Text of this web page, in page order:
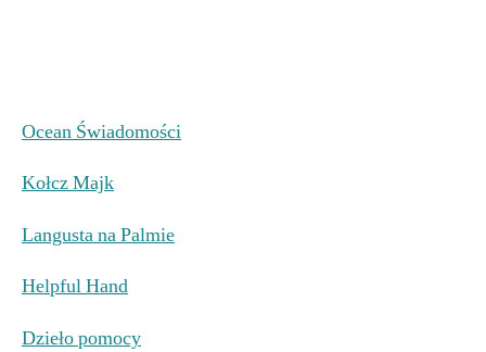
Ocean Świadomości
Kołcz Majk
Langusta na Palmie
Helpful Hand
Dzieło pomocy